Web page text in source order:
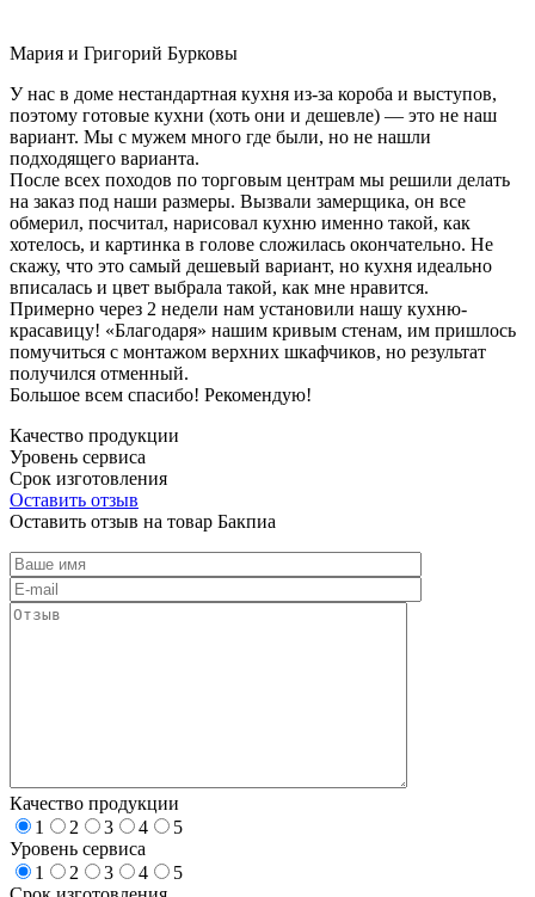
Мария и Григорий Бурковы
У нас в доме нестандартная кухня из-за короба и выступов,
поэтому готовые кухни (хоть они и дешевле) — это не наш
вариант. Мы с мужем много где были, но не нашли
подходящего варианта.
После всех походов по торговым центрам мы решили делать
на заказ под наши размеры. Вызвали замерщика, он все
обмерил, посчитал, нарисовал кухню именно такой, как
хотелось, и картинка в голове сложилась окончательно. Не
скажу, что это самый дешевый вариант, но кухня идеально
вписалась и цвет выбрала такой, как мне нравится.
Примерно через 2 недели нам установили нашу кухню-
красавицу! «Благодаря» нашим кривым стенам, им пришлось
помучиться с монтажом верхних шкафчиков, но результат
получился отменный.
Большое всем спасибо! Рекомендую!
Качество продукции
Уровень сервиса
Срок изготовления
Оставить отзыв
Оставить отзыв на товар Бакпиа
Качество продукции
1
2 3 4
5
Уровень сервиса
1
2 3 4
5